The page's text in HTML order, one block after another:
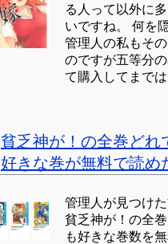
る人って以外に
いですね。 何を
管理人の私もそ
のですが五等分
て購入してまで
貧乏神が！の全巻どれ
好きな巻が無料で読め
管理人が見つけ
貧乏神が！の全
も好きな巻数を